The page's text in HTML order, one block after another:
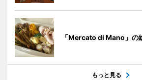
「Mercato di Mano」の
もっと見る